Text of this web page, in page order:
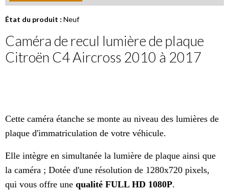
État du produit : Neuf
Caméra de recul lumière de plaque
Citroën C4 Aircross 2010 à 2017
Cette caméra étanche se monte au niveau des lumières de
plaque d'immatriculation de votre véhicule.
Elle intègre en simultanée la lumière de plaque ainsi que
la caméra ; Dotée d'une résolution de 1280x720 pixels,
qui vous offre une qualité FULL HD 1080P.